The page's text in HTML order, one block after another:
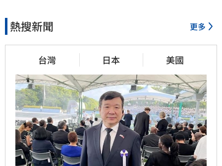
熱搜新聞 更多
台灣 日本 美國